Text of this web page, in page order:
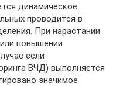
динамическое
проводится в
При нарастании
повышении
если
ВЧД) выполняется
значимое